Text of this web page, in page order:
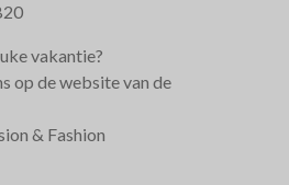
vakantie?
op de website van de
& Fashion